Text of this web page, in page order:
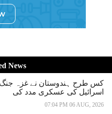
News
کس طرح ہندوستان نے غزہ
اسرائیل کی عسکری مدد کی
07:04 PM 06 AUG, 2026